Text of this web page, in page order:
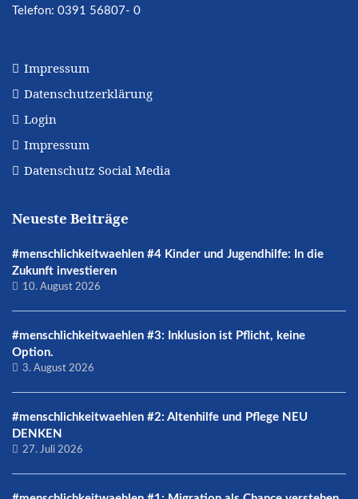
Telefon: 0391 56807- 0
Impressum
Datenschutzerklärung
Login
Impressum
Datenschutz Social Media
Neueste Beiträge
#menschlichkeitwaehlen #4 Kinder und Jugendhilfe: In die
Zukunft investieren
10. August 2026
#menschlichkeitwaehlen #3: Inklusion ist Pflicht, keine
Option.
3. August 2026
#menschlichkeitwaehlen #2: Altenhilfe und Pflege NEU
DENKEN
27. Juli 2026